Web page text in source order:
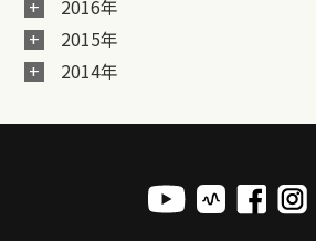
2016年
2015年
2014年